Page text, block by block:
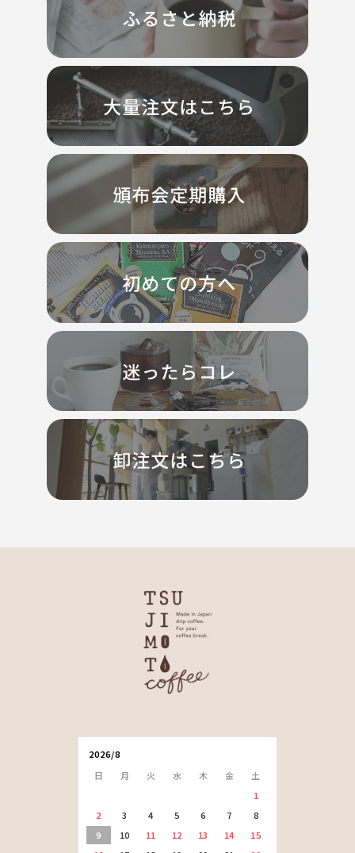
2026/8
日
月 火 水 木 金
土
1
2
3 4 5 6 7
8
9
10 11 12 13 14
15